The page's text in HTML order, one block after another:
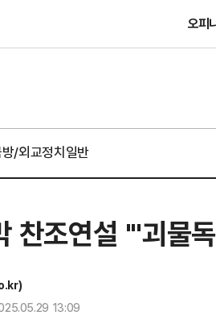
오피
/외교정치일반
찬조연설 "'괴물
13:09